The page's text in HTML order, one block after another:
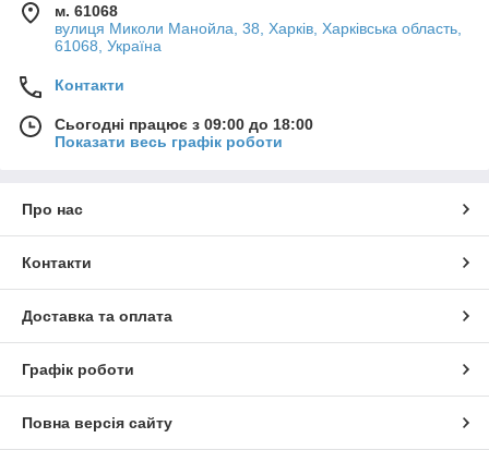
м. 61068
вулиця Миколи Манойла, 38, Харків, Харківська область,
61068, Україна
Контакти
Сьогодні працює з 09:00 до 18:00
Показати весь графік роботи
Про нас
Контакти
Доставка та оплата
Графік роботи
Повна версія сайту